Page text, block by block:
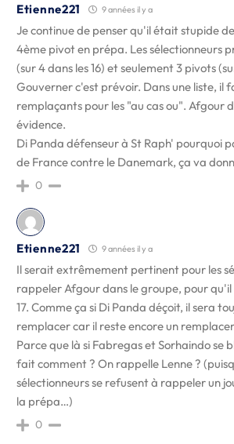
Etienne221 9 années il y a
Je continue de penser qu'il était stupide
4ème pivot en prépa. Les sélectionneurs
(sur 4 dans les 16) et seulement 3 pivots
Gouverner c'est prévoir. Dans une liste, il
remplaçants pour les "au cas ou". Afgour
évidence.
Di Panda défenseur à St Raph' pourquoi
de France contre le Danemark, ça va
0
Etienne221 9 années il y a
Il serait extrêmement pertinent pour les
rappeler Afgour dans le groupe, pour
17. Comme ça si Di Panda déçoit, il sera
remplacer car il reste encore un
Parce que là si Fabregas et Sorhaindo se
fait comment ? On rappelle Lenne ?
sélectionneurs se refusent à rappeler un
la prépa…)
0